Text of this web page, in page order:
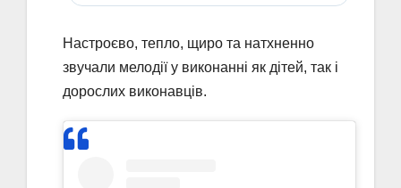
Настроєво, тепло, щиро та натхненно
звучали мелодії у виконанні як дітей, так і
дорослих виконавців.